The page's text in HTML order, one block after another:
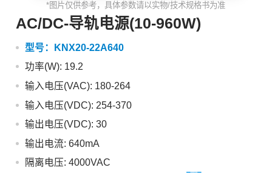
*图片仅供参考，具体参数请以实物/技术规格书为准
AC/DC-导轨电源(10-960W)
型号：
KNX20-22A640
功率(W): 19.2
输入电压(VAC): 180-264
输入电压(VDC): 254-370
输出电压(VDC): 30
输出电流: 640mA
隔离电压: 4000VAC